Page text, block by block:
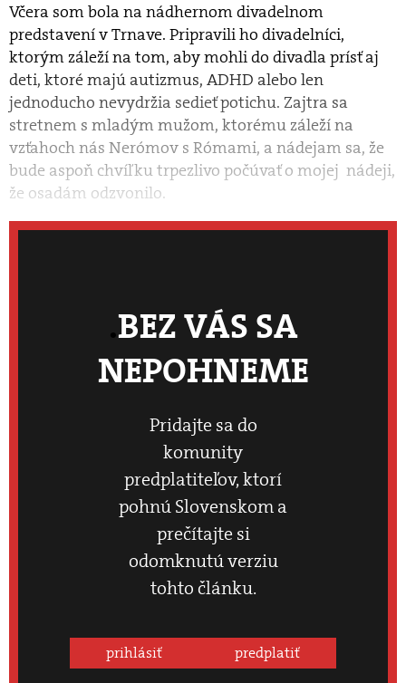
Včera som bola na nádhernom divadelnom
predstavení v Trnave. Pripravili ho divadelníci,
ktorým záleží na tom, aby mohli do divadla prísť aj
deti, ktoré majú autizmus, ADHD alebo len
jednoducho nevydržia sedieť potichu. Zajtra sa
stretnem s mladým mužom, ktorému záleží na
vzťahoch nás Nerómov s Rómami, a nádejam sa, že
bude aspoň chvíľku trpezlivo počúvať o mojej nádeji,
že osadám odzvonilo.
BEZ VÁS SA
NEPOHNEME
Pridajte sa do
komunity
predplatiteľov, ktorí
pohnú Slovenskom a
prečítajte si
odomknutú verziu
tohto článku.
prihlásiť predplatiť